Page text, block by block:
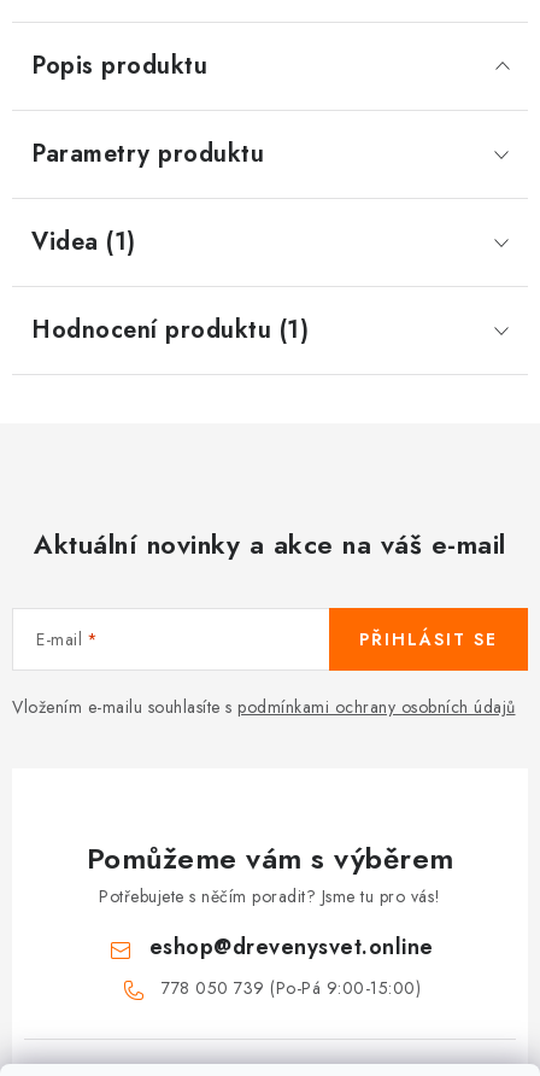
Popis produktu
Parametry produktu
Videa (1)
Hodnocení produktu (1)
Aktuální novinky a akce na váš e-mail
E-mail
Vložením e-mailu souhlasíte s podmínkami ochrany osobních údajů
PŘIHLÁSIT SE
Pomůžeme vám s výběrem
Potřebujete s něčím poradit? Jsme tu pro vás!
eshop@drevenysvet.online
778 050 739 (Po-Pá 9:00-15:00)